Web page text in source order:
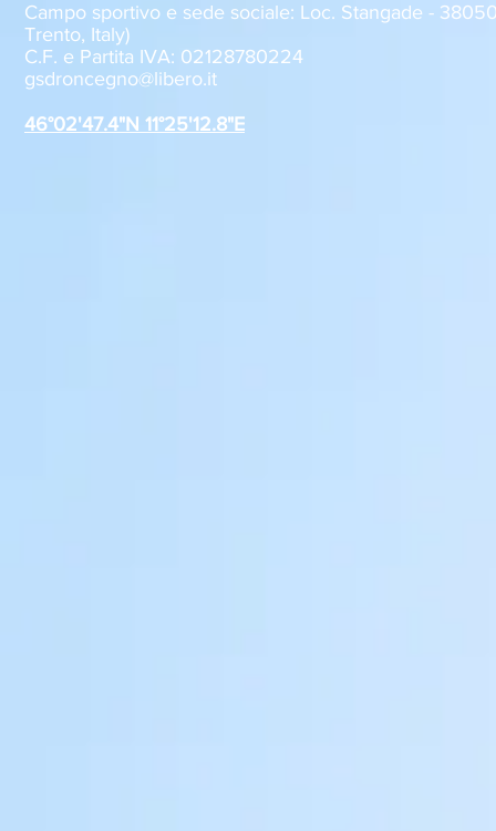
Sabato 8 agosto, il GSD
Roncegno alla Festa della
Campo sportivo e sede sociale: Loc. Stangade -
Trento, Italy)
C.F. e Partita IVA: 02128780224
gsdroncegno@libero.it
46°02'47.4"N 11°25'12.8"E